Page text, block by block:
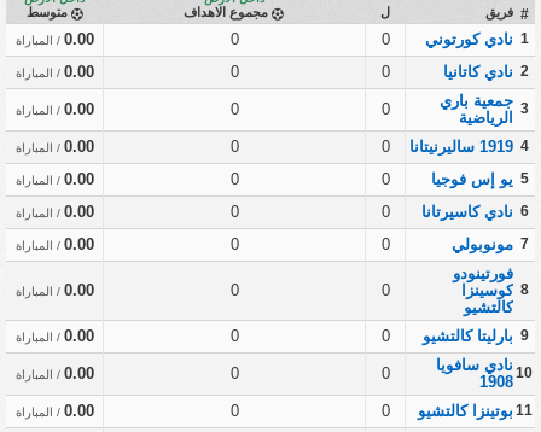
# فريق ل مجموع الاهداف متوسط
1 نادي كورتوني 0
0
0.00 / المباراة
2 نادي كاتانيا 0
0
0.00 / المباراة
3 جمعية باري
الرياضية
0
0
0.00 / المباراة
4 1919 ساليرنيتانا 0
0
0.00 / المباراة
5 يو إس فوجيا 0
0
0.00 / المباراة
6 نادي كاسيرتانا 0
0
0.00 / المباراة
7 مونوبولي 0
0
0.00 / المباراة
8
فورتينودو
كوسينزا
كالتشيو
0
0
0.00 / المباراة
9 بارليتا كالتشيو 0
0
0.00 / المباراة
10 نادي سافويا
1908
0
0
0.00 / المباراة
11 بوتينزا كالتشيو 0
0
0.00 / المباراة